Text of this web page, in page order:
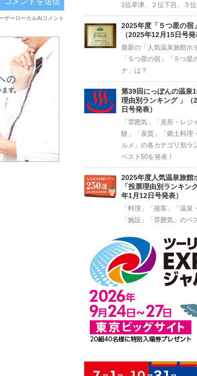
1位草津、２位下呂、３
2025年度「５つ星の宿
（2025年12月15日号発
最新の「人気温泉旅館ホ
「５つ星の宿」「５つ星
ナ」は？
第39回にっぽんの温泉
理由別ランキング 」（
日号発表）
「雰囲気」「見所・レジ
験」「泉質」「郷土料理
ルメ」の各カテゴリ別ラ
ベスト50を発表！
2025年度人気温泉旅館
「投票理由別ランキン
年1月12日号発表）
「料理」「接客」「温泉
「施設」「雰囲気」のベ